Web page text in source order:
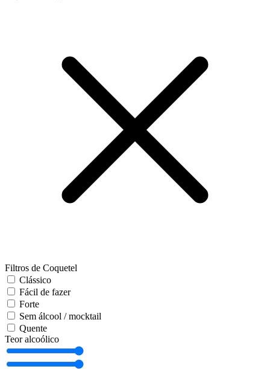
Filtros de Coquetel
Clássico
Fácil de fazer
Forte
Sem álcool / mocktail
Quente
Teor alcoólico